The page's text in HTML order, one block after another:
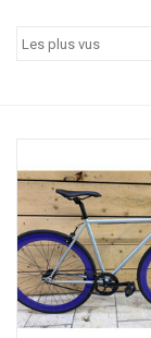
Idées Cadeaux
Marques